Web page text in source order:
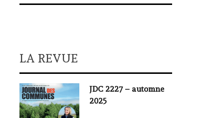
LA REVUE
JDC 2227 – automne
2025